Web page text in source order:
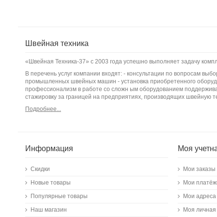
Швейная техника
«Швейная Техника-37» с 2003 года успешно выполняет задачу
В перечень услуг компании входят: - консультации по вопросам
промышленных швейных машин - установка приобретенного
профессионализм в работе со сложн ым оборудованием
стажировку за границей на предприятиях, производящих швейную
Подробнее...
Информация
Скидки
Новые товары
Популярные товары
Наш магазин
Моя
Мои заказы
Мои
Мои адреса
Моя